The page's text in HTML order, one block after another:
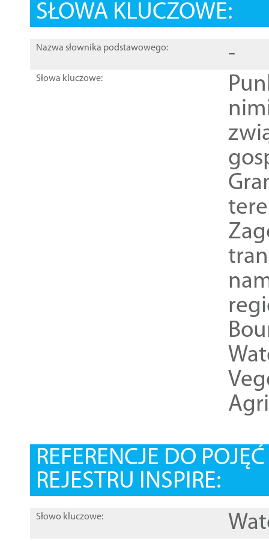
SŁOWA KLUCZOWE:
Nazwa słownika podstawowego: -
Słowa kluczowe:
REFERENCJE DO
REJESTRU INSPIRE:
Słowo kluczowe: